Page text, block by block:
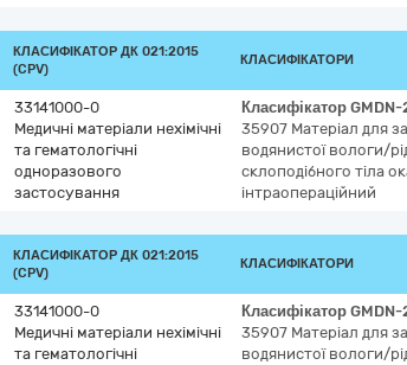
КЛАСИФІКАТОР ДК 021:2015
(CPV)
КЛАСИФІКАТОРИ
33141000-0
Медичні матеріали нехімічні
та гематологічні
одноразового
застосування
Класифікатор
35907 Матеріал для
водянистої вологи/
склоподібного тіла
інтраопераційний
КЛАСИФІКАТОР ДК 021:2015
(CPV)
КЛАСИФІКАТОРИ
33141000-0
Медичні матеріали нехімічні
та гематологічні
Класифікатор
35907 Матеріал для
водянистої вологи/